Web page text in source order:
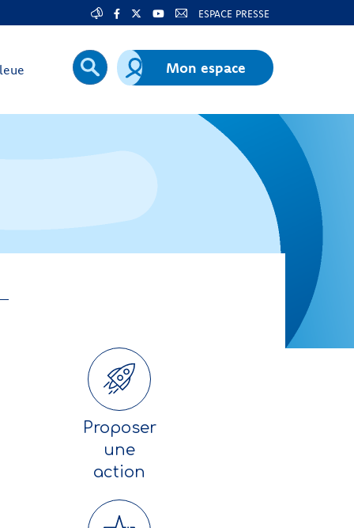
ESPACE PRESSE
Mon espace
Proposer
une
action